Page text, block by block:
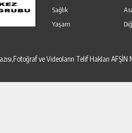
Sağlık
Yaşam
ve Videoların Telif Hakları